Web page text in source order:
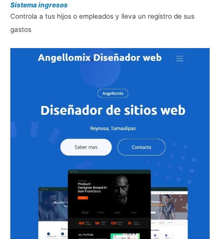
Práctica
para
la
Sistema ingresos
Controla a tus hijos o empleados y lleva un registro de sus
gastos